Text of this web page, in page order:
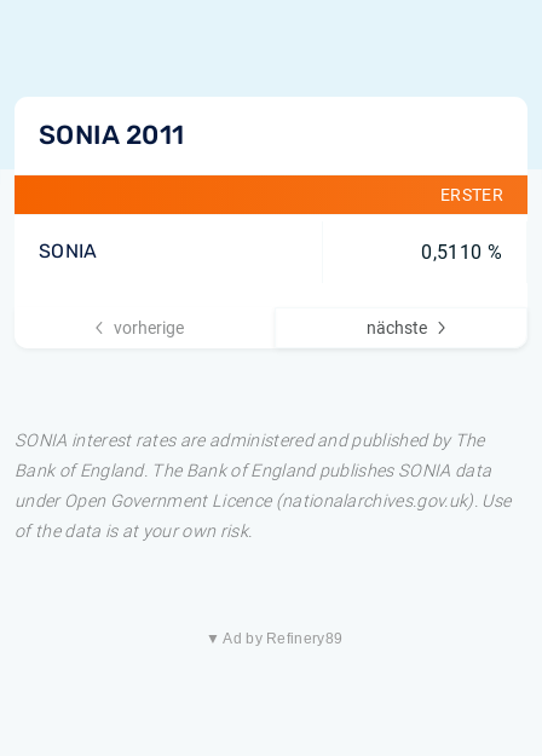
SONIA 2011
ERSTER
SONIA 0,5110 %
vorherige nächste
SONIA interest rates are administered and published by The
Bank of England. The Bank of England publishes SONIA data
under Open Government Licence (nationalarchives.gov.uk). Use
of the data is at your own risk.
▼ Ad by Refinery89